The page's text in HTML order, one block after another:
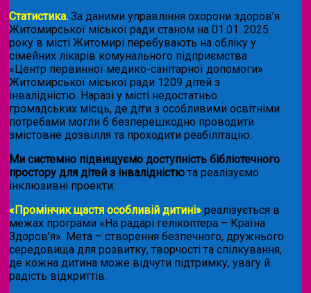
Статистика. За даними управління охорони здоров’я
Житомирської міської ради станом на 01.01. 2025
року в місті Житомирі перебувають на обліку у
сімейних лікарів комунального підприємства
«Центр первинної медико-санітарної допомоги»
Житомирської міської ради 1209 дітей з
інвалідністю. Наразі у місті недостатньо
громадських місць, де діти з особливими освітніми
потребами могли б безперешкодно проводити
змістовне дозвілля та проходити реабілітацію.
Ми системно підвищуємо доступність бібліотечного
простору для дітей з інвалідністю та реалізуємо
інклюзивні проекти:
«Промінчик щастя особливій дитині» реалізується в
межах програми «На радарі гелікоптера – Країна
Здоров’я». Мета – створення безпечного, дружнього
середовища для розвитку, творчості та спілкування,
де кожна дитина може відчути підтримку, увагу й
радість відкриттів.